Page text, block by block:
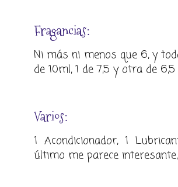
Fragancias:
Ni más ni menos que 6, y
de 10ml, 1 de 7,5 y otra de
Varios:
1 Acondicionador, 1
último me parece